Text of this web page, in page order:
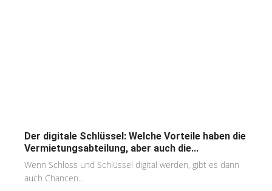
Der digitale Schlüssel: Welche Vorteile haben die
Vermietungsabteilung, aber auch die...
Wenn Schloss und Schlüssel digital werden, gibt es dann
auch Chancen...